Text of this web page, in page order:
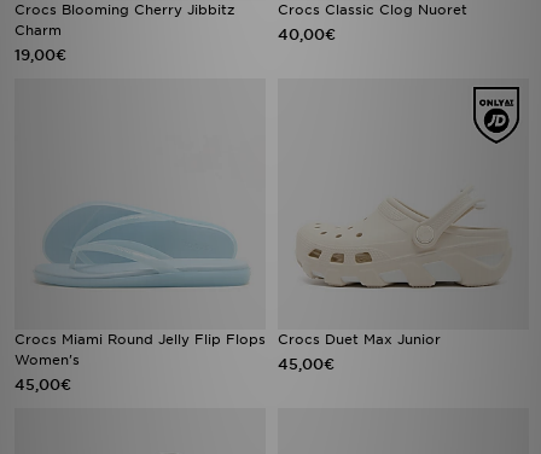
Crocs Blooming Cherry Jibbitz
Charm
19,00€
Crocs Classic Clog Nuoret
40,00€
Crocs Miami Round Jelly Flip Flops
Women's
45,00€
Crocs Duet Max Junior
45,00€